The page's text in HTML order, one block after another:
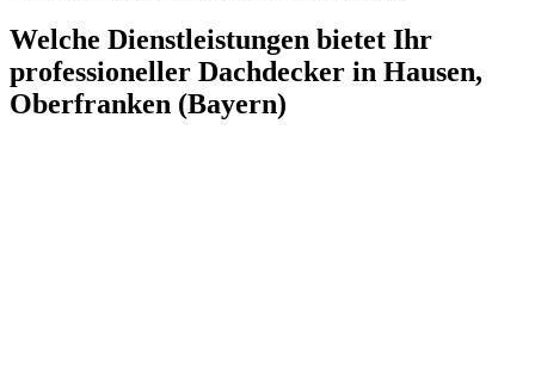
Welche Dienstleistungen bietet Ihr
professioneller Dachdecker in Hausen,
Oberfranken (Bayern)